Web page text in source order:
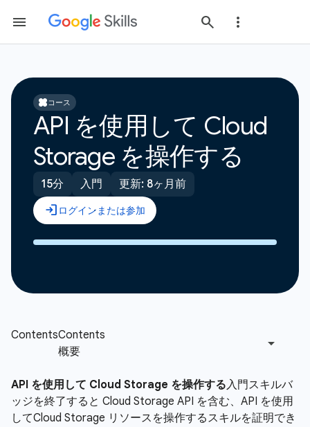
コース
API を使用して Cloud
Storage を操作する
15分 入門 更新: 8ヶ月前
API を使用して Cloud Storage を操作する入門スキルバ
ッジを終了すると Cloud Storage API を含む、API を使用
してCloud Storage リソースを操作するスキルを証明でき